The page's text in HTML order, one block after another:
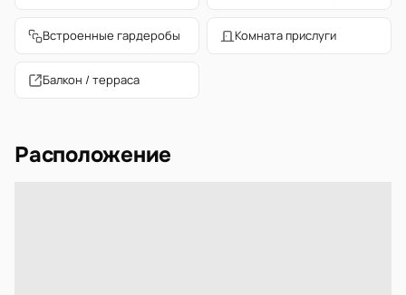
Встроенные гардеробы Комната прислуги
Балкон / терраса
Расположение